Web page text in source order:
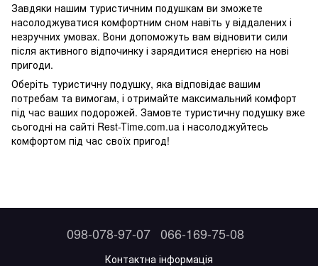
Завдяки нашим туристичним подушкам ви зможете
насолоджуватися комфортним сном навіть у віддалених і
незручних умовах. Вони допоможуть вам відновити сили
після активного відпочинку і зарядитися енергією на нові
пригоди.
Оберіть туристичну подушку, яка відповідає вашим
потребам та вимогам, і отримайте максимальний комфорт
під час ваших подорожей. Замовте туристичну подушку вже
сьогодні на сайті Rest-Time.com.ua і насолоджуйтесь
комфортом під час своїх пригод!
098-078-97-07 066-169-75-08
Контактна інформація